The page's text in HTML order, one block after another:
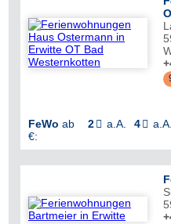
FeWo ab
€:
2  a.A. 4  a.A.